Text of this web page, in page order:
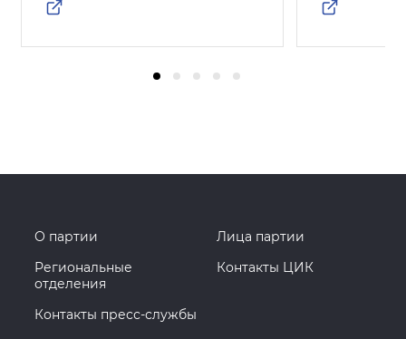
О партии
Лица партии
Региональные
отделения
Контакты ЦИК
Контакты пресс-службы